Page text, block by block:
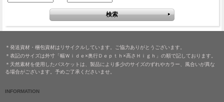
＊発送資材・梱包資材はリサイクルしています。ご協力ありがとうございます。
＊表記のサイズは外寸「幅Ｗｉｄｅ×奥行Ｄｅｐｔｈ×高さＨｉｇｈ」の順で記しております。
＊天然素材を使用したバスケットは、製品により多少のサイズのずれやカラー、風合いが異な
る場合がございます。予めご了承くださいませ。
INFORMATION